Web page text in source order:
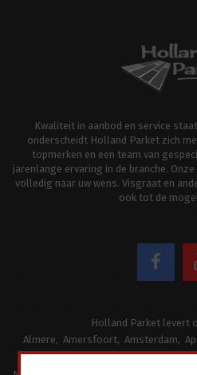
Kwaliteit in aanbod en service
onderscheidt Holland Parket zich
topmerken en een team van
jarenlange ervaring in de branche.
volledig naar uw wens. Visgraat en
ook tot de
Holland Parket levert
Almere
Amersfoort Amsterdam
Blaricum Bussum Dronten Ede Epe